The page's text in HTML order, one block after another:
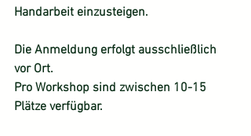
Handarbeit einzusteigen.
Die Anmeldung erfolgt ausschließlich
vor Ort.
Pro Workshop sind zwischen 10-15
Plätze verfügbar.